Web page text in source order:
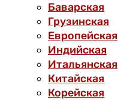
Баварская
Грузинская
Европейская
Индийская
Итальянская
Китайская
Корейская